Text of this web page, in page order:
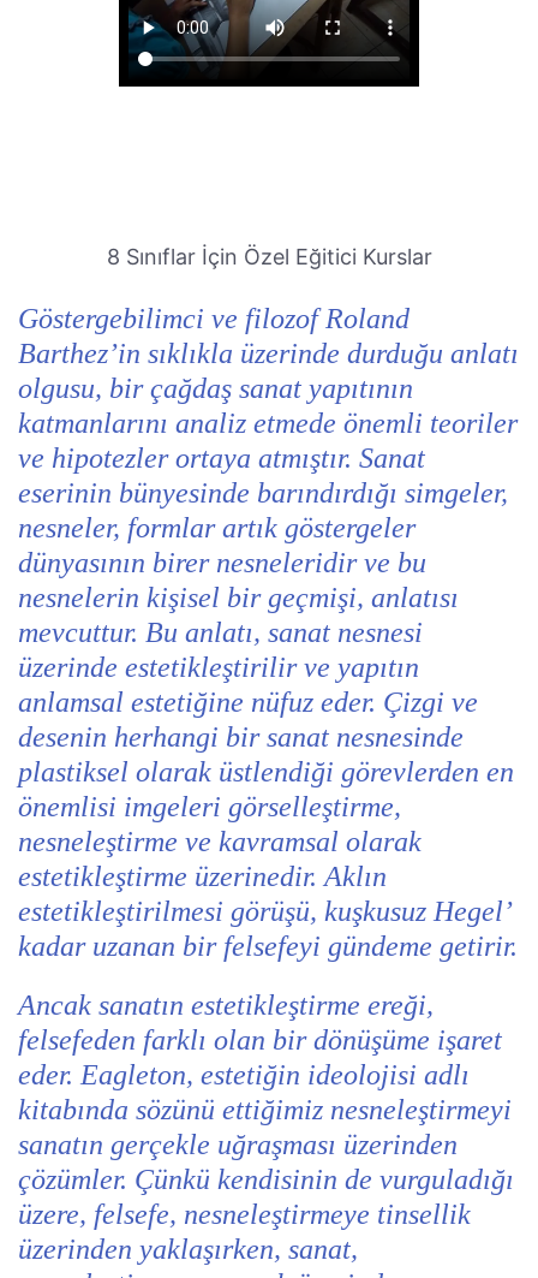
8 Sınıflar İçin Özel Eğitici Kurslar
Göstergebilimci ve filozof Roland
Barthez’in sıklıkla üzerinde durduğu anlatı
olgusu, bir çağdaş sanat yapıtının
katmanlarını analiz etmede önemli teoriler
ve hipotezler ortaya atmıştır. Sanat
eserinin bünyesinde barındırdığı simgeler,
nesneler, formlar artık göstergeler
dünyasının birer nesneleridir ve bu
nesnelerin kişisel bir geçmişi, anlatısı
mevcuttur. Bu anlatı, sanat nesnesi
üzerinde estetikleştirilir ve yapıtın
anlamsal estetiğine nüfuz eder. Çizgi ve
desenin herhangi bir sanat nesnesinde
plastiksel olarak üstlendiği görevlerden en
önemlisi imgeleri görselleştirme,
nesneleştirme ve kavramsal olarak
estetikleştirme üzerinedir. Aklın
estetikleştirilmesi görüşü, kuşkusuz Hegel’
kadar uzanan bir felsefeyi gündeme getirir.
Ancak sanatın estetikleştirme ereği,
felsefeden farklı olan bir dönüşüme işaret
eder. Eagleton, estetiğin ideolojisi adlı
kitabında sözünü ettiğimiz nesneleştirmeyi
sanatın gerçekle uğraşması üzerinden
çözümler. Çünkü kendisinin de vurguladığı
üzere, felsefe, nesneleştirmeye tinsellik
üzerinden yaklaşırken, sanat,